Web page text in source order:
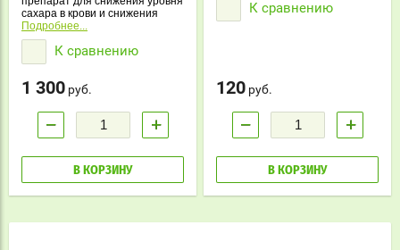
сахара в крови и снижения
веса, Для улучшения работы
почек и желудка. Для очищения
легких, от застоя и потемнения
конечностей.
Подробнее...
К сравнению
1 300 руб.
− +
В КОРЗИНУ
К сравнению
120 руб.
− +
В КОРЗИНУ